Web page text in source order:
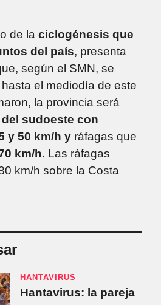
de la ciclogénesis que
del país, presenta
según el SMN, se
el mediodía de este
la provincia será
sudoeste con
y 50 km/h y ráfagas que
km/h. Las ráfagas
km/h sobre la Costa
HANTAVIRUS
Hantavirus: la pareja